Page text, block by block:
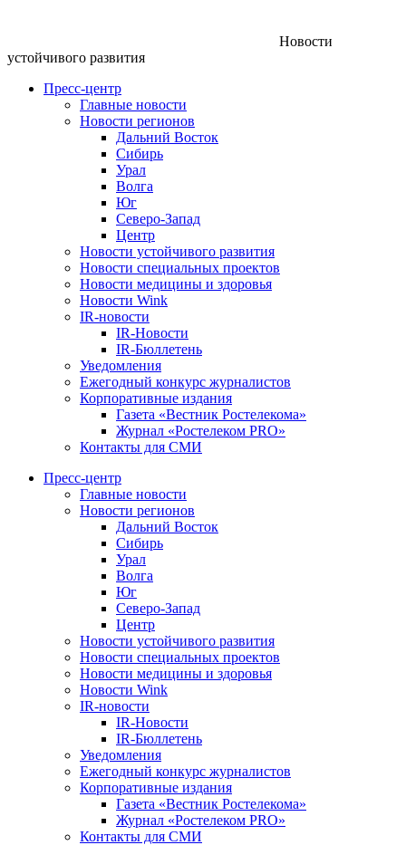
Новости
устойчивого развития
Пресс-центр
Главные новости
Новости регионов
Дальний Восток
Сибирь
Урал
Волга
Юг
Северо-Запад
Центр
Новости устойчивого развития
Новости специальных проектов
Новости медицины и здоровья
Новости Wink
IR-новости
IR-Новости
IR-Бюллетень
Уведомления
Ежегодный конкурс журналистов
Корпоративные издания
Газета «Вестник Ростелекома»
Журнал «Ростелеком PRO»
Контакты для СМИ
Пресс-центр
Главные новости
Новости регионов
Дальний Восток
Сибирь
Урал
Волга
Юг
Северо-Запад
Центр
Новости устойчивого развития
Новости специальных проектов
Новости медицины и здоровья
Новости Wink
IR-новости
IR-Новости
IR-Бюллетень
Уведомления
Ежегодный конкурс журналистов
Корпоративные издания
Газета «Вестник Ростелекома»
Журнал «Ростелеком PRO»
Контакты для СМИ